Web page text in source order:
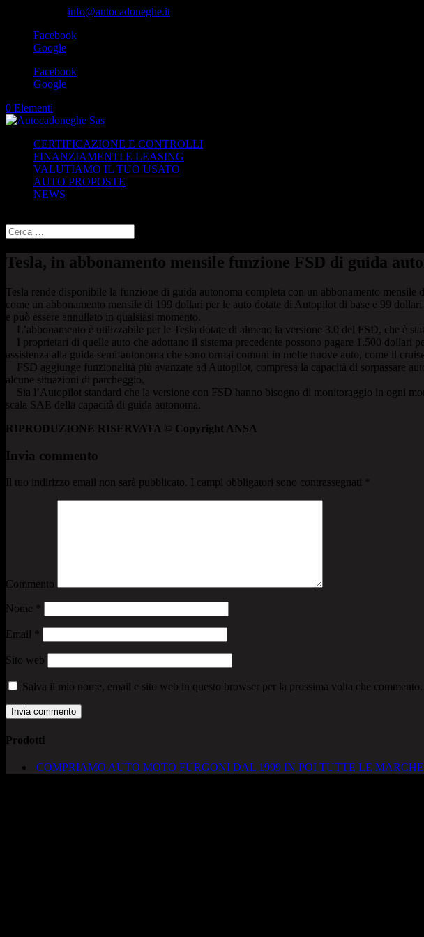
info@autocadoneghe.it
Facebook
Google
Facebook
Google
0 Elementi
CERTIFICAZIONE E CONTROLLI
FINANZIAMENTI E LEASING
VALUTIAMO IL TUO USATO
AUTO PROPOSTE
NEWS
Tesla, in abbonamento mensile funzione FSD di guida
Tesla rende disponibile la funzione di guida autonoma completa con un abbonamento
come un abbonamento mensile di 199 dollari per le auto dotate di Autopilot di base e 99
e può essere annullato in qualsiasi momento.
L’abbonamento è utilizzabile per le Tesla dotate di almeno la versione 3.0 del FSD, che è
I proprietari di quelle auto che adottano il sistema precedente possono pagare 1.500 dollari
assistenza alla guida semi-autonoma che sono ormai comuni in molte nuove auto, come il
FSD aggiunge funzionalità più avanzate ad Autopilot, compresa la capacità di sorpassare
alcune situazioni di parcheggio.
Sia l’Autopilot standard che la versione con FSD hanno bisogno di monitoraggio in ogni
scala SAE della capacità di guida autonoma.
RIPRODUZIONE RISERVATA © Copyright ANSA
Invia commento
Il tuo indirizzo email non sarà pubblicato. I campi obbligatori sono contrassegnati
Commento
Nome
Email
Sito web
Salva il mio nome, email e sito web in questo browser per la prossima volta che commento.
Prodotti
COMPRIAMO AUTO MOTO FURGONI DAL 1999 IN POI TUTTE LE MARCHE